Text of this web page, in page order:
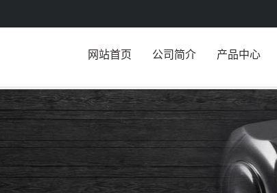
网站首页 公司简介 产品中心